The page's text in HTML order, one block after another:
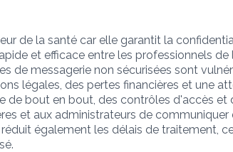
de la santé car elle garantit la
et efficace entre les professionnels de
de messagerie non sécurisées sont
légales, des pertes financières et une
de bout en bout, des contrôles d'accès
et aux administrateurs de
également les délais de traitement,